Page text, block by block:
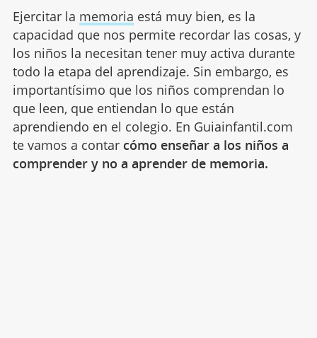
Ejercitar la memoria está muy bien, es la
capacidad que nos permite recordar las cosas, y
los niños la necesitan tener muy activa durante
todo la etapa del aprendizaje. Sin embargo, es
importantísimo que los niños comprendan lo
que leen, que entiendan lo que están
aprendiendo en el colegio. En Guiainfantil.com
te vamos a contar cómo enseñar a los niños a
comprender y no a aprender de memoria.